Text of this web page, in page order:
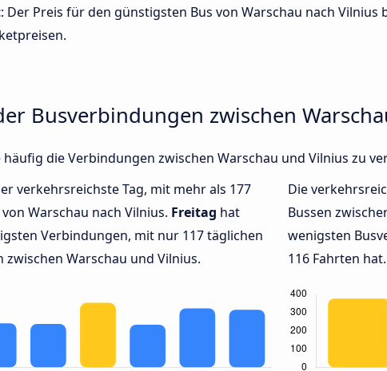
: Der Preis für den günstigsten Bus von Warschau nach Vilnius
Busverbindungen zwischen
häufig die Verbindungen zwischen Warschau und Vilnius zu
verkehrsreichste Tag, mit mehr als 177
Warschau nach Vilnius. Freitag hat
Verbindungen, mit nur 117 täglichen
zwischen Warschau und Vilnius.
Die
Bussen
wenigsten
116 Fahrten hat.